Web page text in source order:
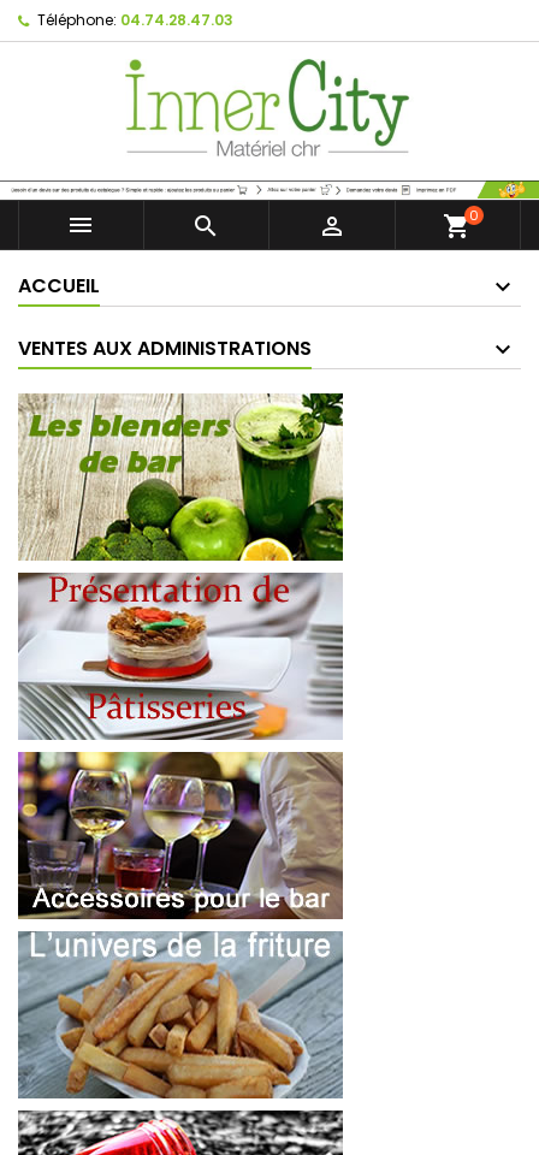
Téléphone: 04.74.28.47.03
   shopping_cart0
ACCUEIL
VENTES AUX ADMINISTRATIONS